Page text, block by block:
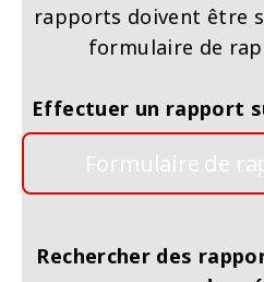
rapports doivent être
formulaire de
Effectuer un rapport
Formulaire de
Rechercher des